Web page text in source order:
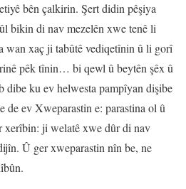
bên çalkirin. Şert didin pêşiya
bikin di nav mezelên xwe tenê li
wan xaç ji tabûtê vediqetînin û li gorî
pêk tînin… bi qewl û beytên şêx û
dibe ku ev helwesta pampîyan dişibe
de ev Xweparastin e: parastina ol û
xerîbin: ji welatê xwe dûr di nav
Û ger xweparastin nîn be, ne